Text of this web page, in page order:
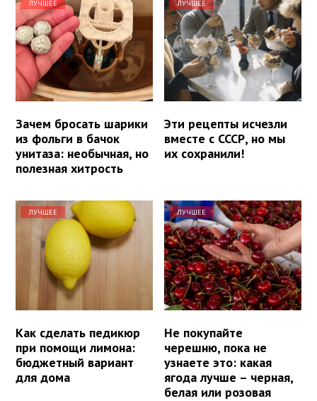
ЛУЧШЕЕ
Зачем бросать шарики
из фольги в бачок
унитаза: необычная, но
полезная хитрость
ЛУЧШЕЕ
Эти рецепты исчезли
вместе с СССР, но мы
их сохранили!
ЛУЧШЕЕ
Как сделать педикюр
при помощи лимона:
бюджетный вариант
для дома
ЛУЧШЕЕ
Не покупайте
черешню, пока не
узнаете это: какая
ягода лучше – черная,
белая или розовая